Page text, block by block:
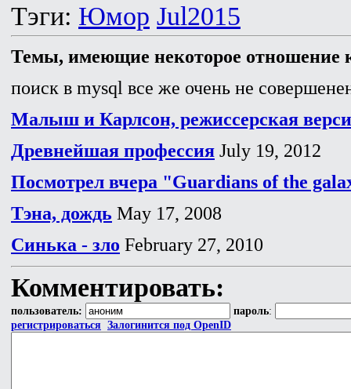
Тэги: Юмор Jul2015
Темы, имеющие некоторое отношение
поиск в mysql все же очень не
Малыш и Карлсон, режиссерская
Древнейшая профессия July 19, 2012
Посмотрел вчера "Guardians of the
Тэна, дождь May 17, 2008
Синька - зло February 27, 2010
Комментировать:
пользователь: пароль:
регистрироваться Залогинится под OpenID